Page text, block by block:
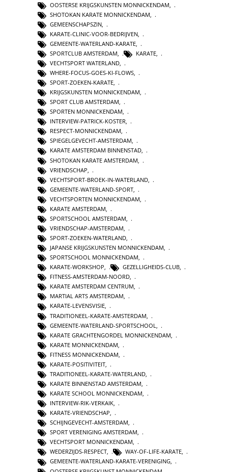
OOSTERSE KRIJGSKUNSTEN MONNICKENDAM
SHOTOKAN KARATE MONNICKENDAM
GEMEENSCHAPSZIN
KARATE-CLINIC-VOOR-BEDRIJVEN
GEMEENTE-WATERLAND-KARATE
SPORTCLUB AMSTERDAM
KARATE
VECHTSPORT WATERLAND
WHERE-FOCUS-GOES-KI-FLOWS
SPORT-ZOEKEN-KARATE,
KRIJGSKUNSTEN MONNICKENDAM,
SPORT CLUB AMSTERDAM,
SPORTEN MONNICKENDAM,
INTERVIEW-PATRICK-KOSTER,
RESPECT-MONNICKENDAM,
SPIEGELGEVECHT-AMSTERDAM,
KARATE AMSTERDAM BINNENSTAD,
SHOTOKAN KARATE AMSTERDAM
VRIENDSCHAP
VECHTSPORT-BROEK-IN-WATERLAND
GEMEENTE-WATERLAND-SPORT
VECHTSPORTEN MONNICKENDAM
KARATE AMSTERDAM
SPORTSCHOOL AMSTERDAM
VRIENDSCHAP-AMSTERDAM
SPORT-ZOEKEN-WATERLAND,
JAPANSE KRIJGSKUNSTEN MONNICKENDAM,
SPORTSCHOOL MONNICKENDAM,
KARATE-WORKSHOP, GEZELLIGHEIDS-CLUB,
FITNESS-AMSTERDAM-NOORD,
KARATE AMSTERDAM CENTRUM,
MARTIAL ARTS AMSTERDAM,
KARATE-LEVENSVISIE,
TRADITIONEEL-KARATE-AMSTERDAM
GEMEENTE-WATERLAND-SPORTSCHOOL
KARATE GRACHTENGORDEL MONNICKENDAM
KARATE MONNICKENDAM
FITNESS MONNICKENDAM
KARATE-POSITIVITEIT
TRADITIONEEL-KARATE-WATERLAND
KARATE BINNENSTAD AMSTERDAM
KARATE SCHOOL MONNICKENDAM,
INTERVIEW-RIK-VERKAIK,
KARATE-VRIENDSCHAP,
SCHIJNGEVECHT-AMSTERDAM,
SPORT VERENIGING AMSTERDAM,
VECHTSPORT MONNICKENDAM,
WEDERZIJDS-RESPECT, WAY-OF-LIFE-KARATE,
GEMEENTE-WATERLAND-KARATE-VERENIGING,